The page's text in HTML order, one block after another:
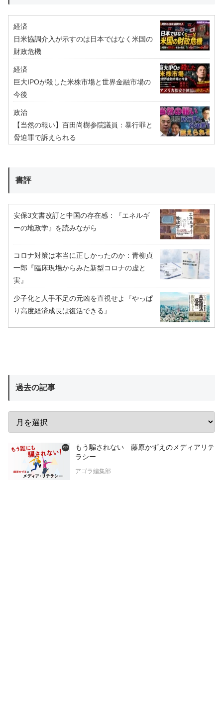
経済
日米協調介入が示すのは日本ではなく米国の
財政危機
経済
巨大IPOが殺した米株市場と世界金融市場の
今後
政治
【当然の報い】百田尚樹参院議員：暴行罪と
脅迫罪で訴えられる
書評
安保3文書改訂と中国の存在感：『エネルギ
ーの地政学』を読みながら
コロナ対策は本当に正しかったのか：青柳貞
一郎『臨床現場からみた新型コロナの虚と
実』
少子化と人手不足の元凶を直視せよ『やっぱ
り高度経済成長は復活できる』
過去の記事
もう騙されない 藤原かずえのメディアリテ
ラシー
アゴラ編集部